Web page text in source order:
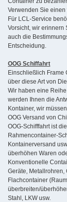
Verwenden Sie
Für LCL-Service
Vorsicht, wir erinnern
auch die
Entscheidung.
OOG Schiffahrt
Einschließlich Frame
über diese Art von
Wir haben eine
werden Ihnen die
Kontainer, wir
OOG Versand von
OOG-Schifffahrt ist
Rahmencontainer-
Kontainerversand
überhöhen Waren
Konventionelle
Geräte, Metallrohren,
Flachcontainer
überbreiten/
Stahl, LKW usw.